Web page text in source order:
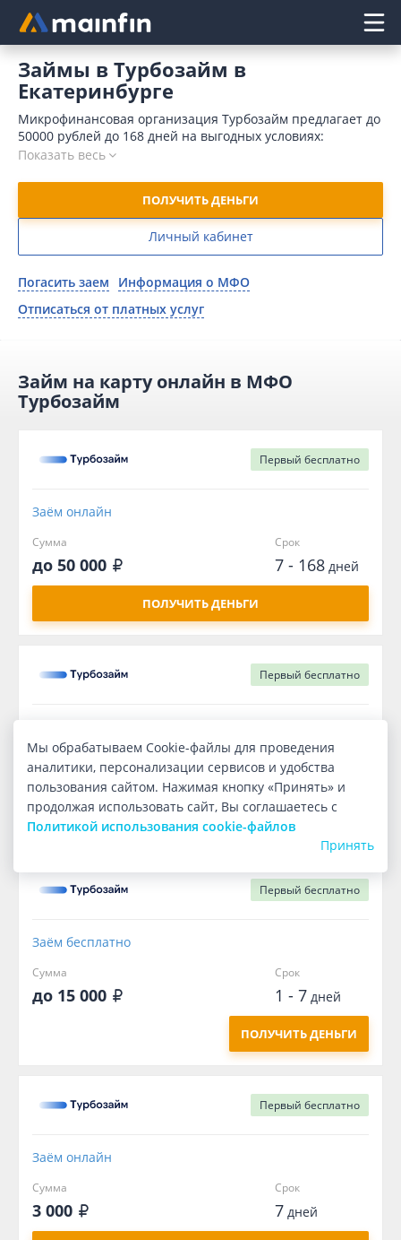
Главное меню
Займы в Турбозайм в
Екатеринбурге
Микрофинансовая организация Турбозайм предлагает до
50000 рублей до 168 дней на выгодных условиях:
получение средств мгновенно, низкие требования к
клиентов.
Показать весь
ПОЛУЧИТЬ ДЕНЬГИ
Личный кабинет
Погасить заем
Информация о МФО
Отписаться от платных услуг
Займ на карту онлайн в МФО
Турбозайм
Первый бесплатно
Заём онлайн
Сумма
до 50 000
Срок
7 - 168дней
ПОЛУЧИТЬ ДЕНЬГИ
Первый бесплатно
Сумма
до 50 000
Срок
7 - 168 дней
ПОЛУЧИТЬ ДЕНЬГИ
Первый бесплатно
Заём бесплатно
Сумма
до 15 000
Срок
1 - 7дней
ПОЛУЧИТЬ ДЕНЬГИ
Первый бесплатно
Заём онлайн
Сумма
3 000
Срок
7дней
Мы обрабатываем Cookie-файлы для проведения
аналитики, персонализации сервисов и удобства
пользования сайтом. Нажимая кнопку «Принять» и
продолжая использовать сайт, Вы соглашаетесь с
Политикой использования cookie-файлов
Принять